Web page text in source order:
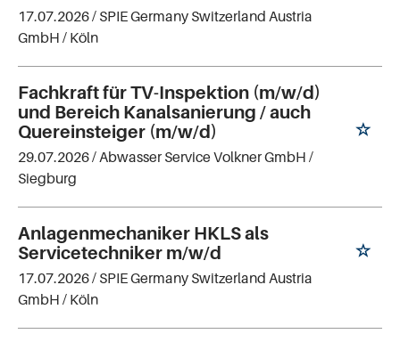
17.07.2026 / SPIE Germany Switzerland Austria
GmbH / Köln
Fachkraft für TV-Inspektion (m/w/d)
und Bereich Kanalsanierung / auch
Quereinsteiger (m/w/d)
29.07.2026 / Abwasser Service Volkner GmbH /
Siegburg
Anlagenmechaniker HKLS als
Servicetechniker m/w/d
17.07.2026 / SPIE Germany Switzerland Austria
GmbH / Köln